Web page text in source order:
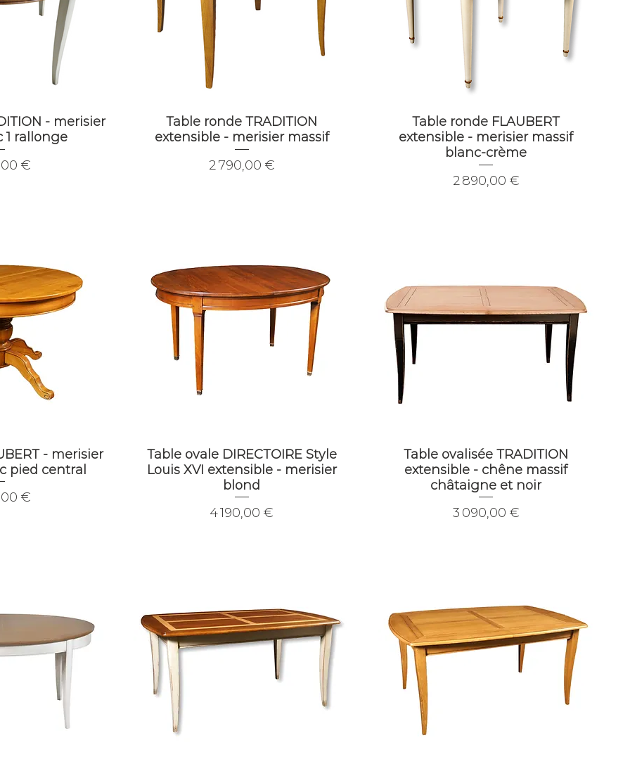
- merisier
1 rallonge
€
Table ronde TRADITION
extensible - merisier massif
Prix
2 790,00 €
Table ronde FLAUBERT
extensible - merisier massif
blanc-crème
Prix
2 890,00 €
- merisier
pied central
€
Table ovale DIRECTOIRE Style
Louis XVI extensible - merisier
blond
Prix
4 190,00 €
Table ovalisée TRADITION
extensible - chêne massif
châtaigne et noir
Prix
3 090,00 €